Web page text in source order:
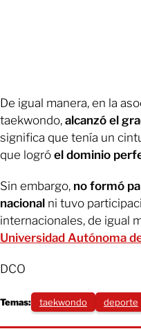
De igual manera, en la
taekwondo, alcanzó el
significa que tenía un
que logró el dominio
Sin embargo, no formó
nacional ni tuvo
internacionales, de igual
Universidad Autónoma
DCO
Temas: taekwondo deporte